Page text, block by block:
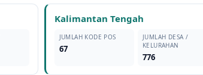
Kalimantan Tengah
JUMLAH KODE POS
67
JUMLAH DESA /
KELURAHAN
776